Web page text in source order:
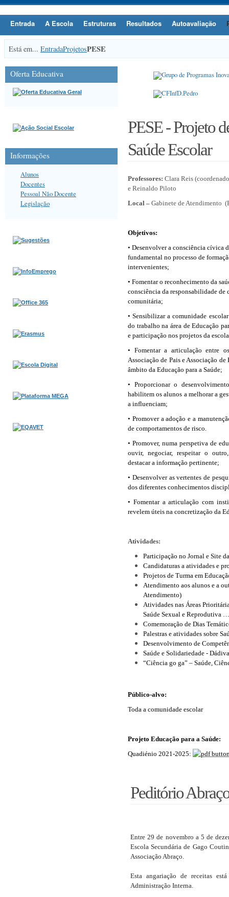
Entrada A Escola Estruturas Resultados Autoavaliação
Está em... EntradaProjetosPESE
PESE - Projeto
Saúde Escolar
Professores: Clara Reis
e Reinaldo Piloto
Local – Gabinete de Atendimento
Objetivos:
• Desenvolver a consciência cívica
fundamental no processo de
intervenientes;
• Fomentar o reconhecimento da
consciência da responsabilidade de
comunitária;
• Sensibilizar a comunidade
do trabalho na área de Educação
e participação nos projetos da
• Fomentar a articulação entre
Associação de Pais e Associação
âmbito da Educação para a Saúde;
• Proporcionar o
habilitem os alunos a melhorar a
a influenciam;
• Promover a adoção e a
de comportamentos de risco.
• Promover, numa perspetiva de
ouvir, negociar, respeitar o
destacar a informação pertinente;
• Desenvolver as vertentes de
dos diferentes conhecimentos
• Fomentar a articulação com
revelem úteis na concretização da
Atividades:
Participação no Jornal e Site
Candidaturas a atividades e
Projetos de Turma em
Atendimento aos alunos e a
Atendimento)
Atividades nas Áreas
Saúde Sexual e Reprodutiva
Comemoração de Dias
Palestras e atividades sobre
Desenvolvimento de
Saúde e Solidariedade -
“Ciência go ga” – Saúde,
Público-alvo:
Toda a comunidade escolar
Projeto Educação para a Saúde:
Quadiénio 2021-2025:
Peditório
Entre 29 de novembro a 5 de
Escola Secundária de Gago
Associação Abraço.
Esta angariação de receitas
Administração Interna.
Oferta Educativa
Informações
Alunos
Docentes
Pessoal Não Docente
Legislação